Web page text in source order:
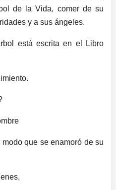
de la Vida, comer de su
y a sus ángeles.
está escrita en el Libro
que se enamoró de su